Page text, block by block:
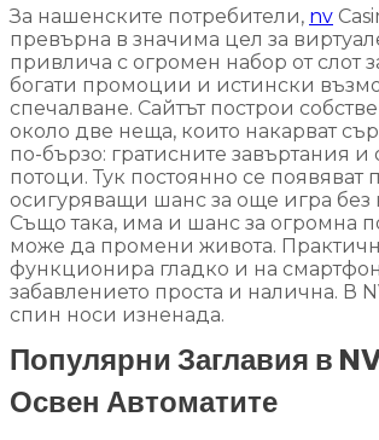
За нашенските потребители, nv
превърна в значима цел за
привлича с огромен набор от слот
богати промоции и истински
спечалване. Сайтът построи
около две неща, които накарват
по-бързо: гратисните завъртания и
потоци. Тук постоянно се
осигуряващи шанс за още игра без
Също така, има и шанс за огромна
може да промени живота.
функционира гладко и на
забавлението проста и налична. В
спин носи изненада.
Популярни Заглавия в
Освен Автоматите